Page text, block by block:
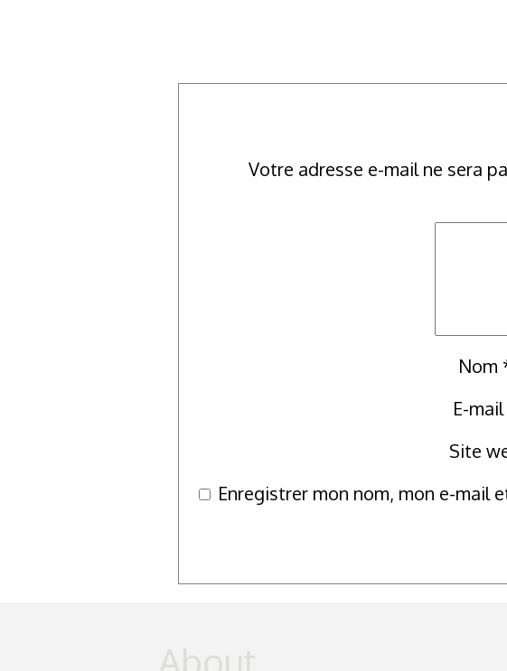
Votre adresse e-mail ne sera
Nom
E-mail
Site
Enregistrer mon nom, mon e-mail